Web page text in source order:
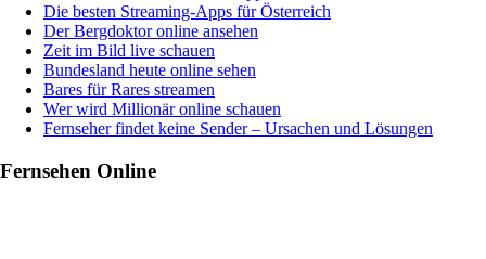
Die besten Streaming-Apps für Österreich
Der Bergdoktor online ansehen
Zeit im Bild live schauen
Bundesland heute online sehen
Bares für Rares streamen
Wer wird Millionär online schauen
Fernseher findet keine Sender – Ursachen und Lösungen
Fernsehen Online